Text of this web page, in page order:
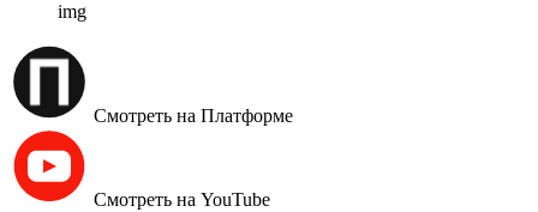
img
Смотреть на Платформе
Смотреть на YouTube